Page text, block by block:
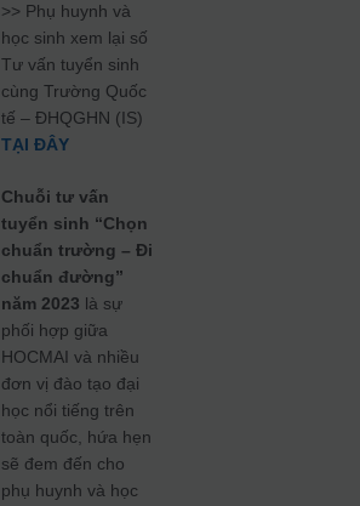
>> Phụ huynh và
học sinh xem lại số
Tư vấn tuyển sinh
cùng Trường Quốc
tế – ĐHQGHN (IS)
TẠI ĐÂY
Chuỗi tư vấn
tuyển sinh “Chọn
chuẩn trường – Đi
chuẩn đường”
năm 2023 là sự
phối hợp giữa
HOCMAI và nhiều
đơn vị đào tạo đại
học nổi tiếng trên
toàn quốc, hứa hẹn
sẽ đem đến cho
phụ huynh và học